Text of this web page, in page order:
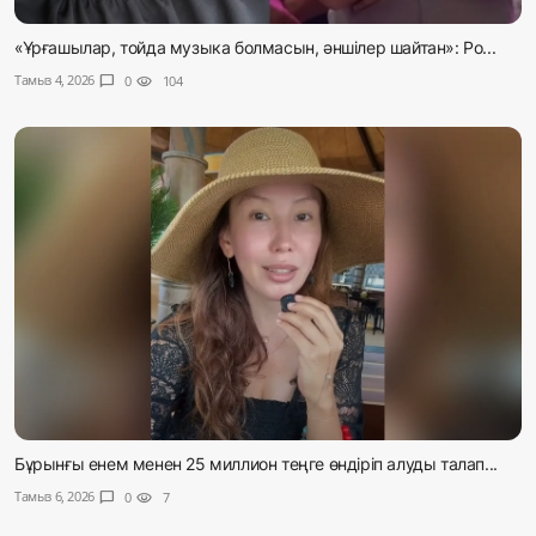
«Ұрғашылар, тойда музыка болмасын, әншілер шайтан»: Ро...
Тамыз 4, 2026 chat_bubble 0 visibility 104
Бұрынғы енем менен 25 миллион теңге өндіріп алуды талап...
Тамыз 6, 2026 chat_bubble 0 visibility 7